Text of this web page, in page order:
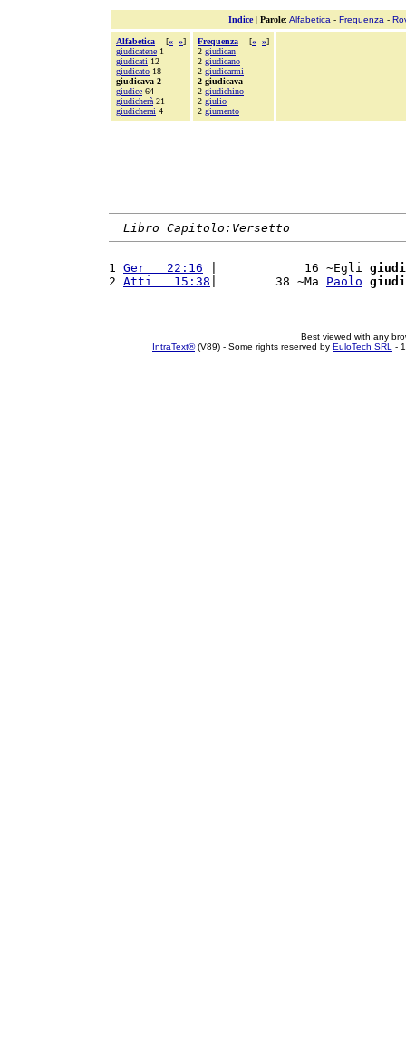
Indice| Parole: Alfabetica - Frequenza -
Alfabetica [« »]
giudicatene 1
giudicati 12
giudicato 18
giudicava 2
giudice 64
giudicherà 21
giudicherai 4
Frequenza [« »]
2 giudican
2 giudicano
2 giudicarmi
2 giudicava
2 giudichino
2 giulio
2 giumento
Libro Capitolo:Versetto
1 Ger   22:16 |            16 ~Egli
2 Atti   15:38 |        38 ~Ma Paolo
Best viewed with any
IntraText®(V89) - Some rights reserved by EuloTech SRL -